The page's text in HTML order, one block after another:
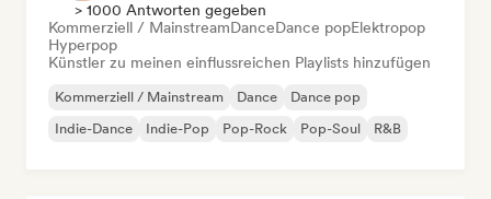
> 1000 Antworten gegeben
Kommerziell / MainstreamDanceDance popElektropop
Hyperpop
Künstler zu meinen einflussreichen Playlists hinzufügen
Kommerziell / Mainstream Dance
Dance pop
Indie-Dance
Indie-Pop Pop-Rock Pop-Soul R&B